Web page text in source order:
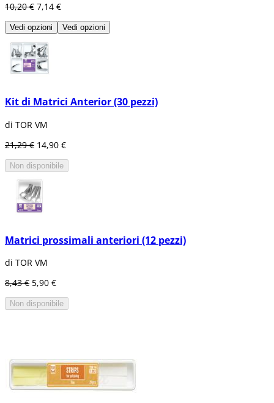
10,20 € 7,14 €
Vedi opzioni Vedi opzioni
Kit di Matrici Anterior (30 pezzi)
di TOR VM
21,29 € 14,90 €
Non disponibile
Matrici prossimali anteriori (12 pezzi)
di TOR VM
8,43 € 5,90 €
Non disponibile